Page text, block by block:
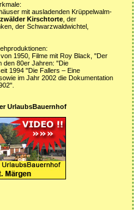
mit ausladenden Krüppelwalm-
Kirschtorte , der
der Schwarzwaldwichtel,
1950, Filme mit Roy Black, "Der
den 80er Jahren: "Die
1994 "Die Fallers – Eine
im Jahr 2002 die Dokumentation
UrlaubsBauernhof